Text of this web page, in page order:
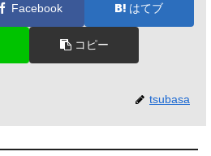
Facebook はてブ
コピー
tsubasa